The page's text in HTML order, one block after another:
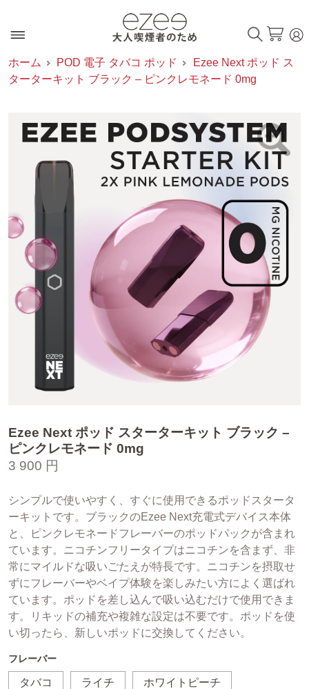
ホーム POD 電子 タバコ ポッド
Ezee Next ポッド ス
ターターキット ブラック – ピンクレモネード 0mg
Ezee Next ポッド スターターキット ブラック –
ピンクレモネード 0mg
3 900 円
シンプルで使いやすく、すぐに使用できるポッドスタータ
ーキットです。ブラックのEzee Next充電式デバイス本体
と、ピンクレモネードフレーバーのポッドパックが含まれ
ています。ニコチンフリータイプはニコチンを含まず、非
常にマイルドな吸いごたえが特長です。ニコチンを摂取せ
ずにフレーバーやベイプ体験を楽しみたい方によく選ばれ
ています。ポッドを差し込んで吸い込むだけで使用できま
す。リキッドの補充や複雑な設定は不要です。ポッドを使
い切ったら、新しいポッドに交換してください。
フレーバー
タバコ ライチ ホワイトピーチ